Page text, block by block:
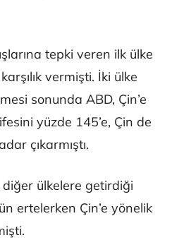
tepki veren ilk ülke
vermişti. İki ülke
sonunda ABD, Çin’e
yüzde 145’e, Çin de
çıkarmıştı.
ülkelere getirdiği
ertelerken Çin’e yönelik